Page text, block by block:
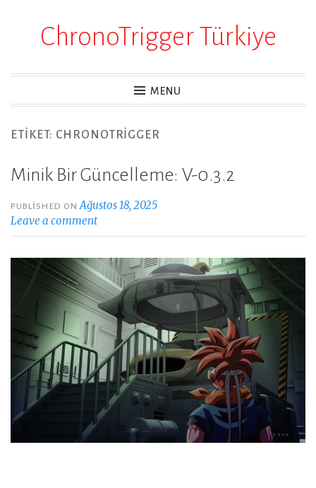
ChronoTrigger Türkiye
MENU
ETIKET: CHRONOTRIGGER
Minik Bir Güncelleme: V-0.3.2
PUBLISHED ONAğustos 18, 2025
Leave a comment